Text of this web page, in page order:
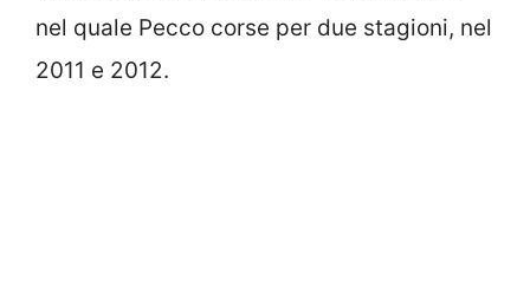
nel quale Pecco corse per due stagioni, nel
2011 e 2012.